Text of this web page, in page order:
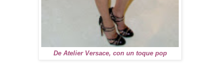
De Atelier Versace, con un toque pop